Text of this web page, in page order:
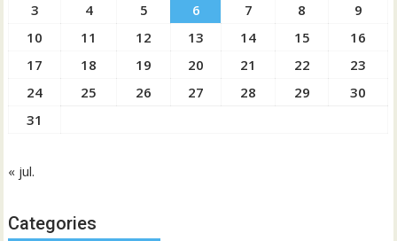
3
4 5 6 7 8
9
10
11 12 13 14 15
16
17
18 19 20 21 22
23
24
25 26 27 28 29
30
31
« jul.
Categories